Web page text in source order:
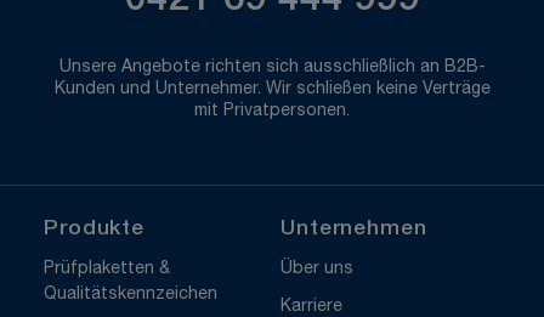
Unsere Angebote richten sich ausschließlich an B2B-
Kunden und Unternehmer. Wir schließen keine Verträge
mit Privatpersonen.
Produkte
Prüfplaketten &
Qualitätskennzeichen
Unternehmen
Über uns
Karriere